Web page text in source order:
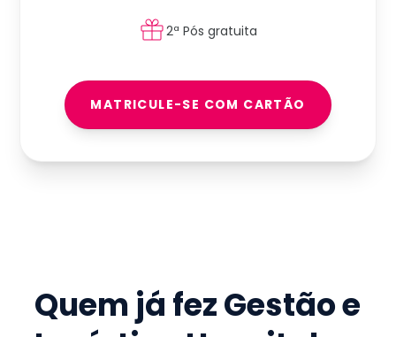
2ª Pós gratuita
MATRICULE-SE COM CARTÃO
Quem já fezGestão e